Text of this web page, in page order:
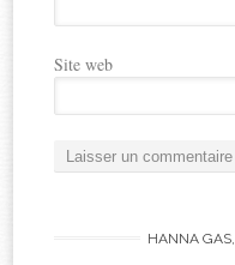
Site web
HANNA GAS,